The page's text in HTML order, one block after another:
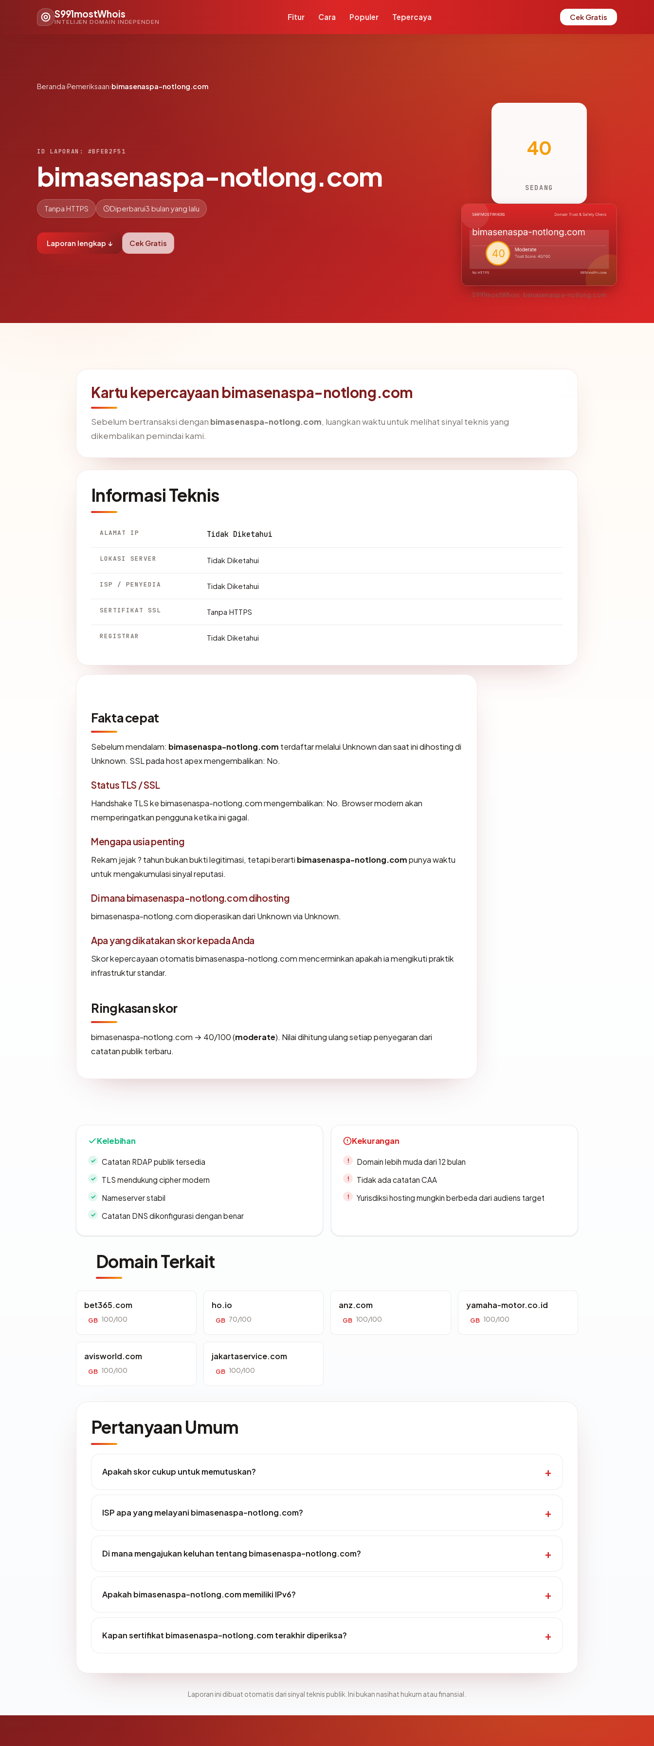
S991mostWhois
INTELIJEN DOMAIN INDEPENDEN
Fitur Cara Populer Tepercaya Cek Gratis
Beranda›Pemeriksaan›bimasenaspa-notlong.com
ID LAPORAN: #BFEB2F51
bimasenaspa-notlong.com
Tanpa HTTPS Diperbarui3 bulan yang lalu
Laporan lengkap ↓ Cek Gratis
40
SEDANG
S991mostWhois · bimasenaspa-notlong.com
Kartu kepercayaan bimasenaspa-notlong.com
Sebelum bertransaksi dengan bimasenaspa-notlong.com, luangkan waktu untuk melihat sinyal teknis yang
dikembalikan pemindai kami.
Informasi Teknis
ALAMAT IP Tidak Diketahui
LOKASI SERVER Tidak Diketahui
ISP / PENYEDIA Tidak Diketahui
SERTIFIKAT SSL Tanpa HTTPS
REGISTRAR Tidak Diketahui
Fakta cepat
Sebelum mendalam: bimasenaspa-notlong.com terdaftar melalui Unknown dan saat ini dihosting di
Unknown. SSL pada host apex mengembalikan: No.
Status TLS / SSL
Handshake TLS ke bimasenaspa-notlong.com mengembalikan: No. Browser modern akan
memperingatkan pengguna ketika ini gagal.
Mengapa usia penting
Rekam jejak ? tahun bukan bukti legitimasi, tetapi berarti bimasenaspa-notlong.compunya waktu
untuk mengakumulasi sinyal reputasi.
Di mana bimasenaspa-notlong.com dihosting
bimasenaspa-notlong.com dioperasikan dari Unknown via Unknown.
Apa yang dikatakan skor kepada Anda
Skor kepercayaan otomatis bimasenaspa-notlong.com mencerminkan apakah ia mengikuti praktik
infrastruktur standar.
Ringkasan skor
bimasenaspa-notlong.com → 40/100 (moderate). Nilai dihitung ulang setiap penyegaran dari
catatan publik terbaru.
Kelebihan
Catatan RDAP publik tersedia
TLS mendukung cipher modern
Nameserver stabil
Catatan DNS dikonfigurasi dengan benar
Kekurangan
Domain lebih muda dari 12 bulan
Tidak ada catatan CAA
Yurisdiksi hosting mungkin berbeda dari audiens target
Domain Terkait
bet365.com
GB 100/100
ho.io
GB 70/100
anz.com
GB 100/100
yamaha-motor.co.id
GB 100/100
avisworld.com
GB 100/100
jakartaservice.com
GB 100/100
Pertanyaan Umum
Apakah skor cukup untuk memutuskan?
ISP apa yang melayani bimasenaspa-notlong.com?
Di mana mengajukan keluhan tentang bimasenaspa-notlong.com?
Apakah bimasenaspa-notlong.com memiliki IPv6?
Kapan sertifikat bimasenaspa-notlong.com terakhir diperiksa?
Laporan ini dibuat otomatis dari sinyal teknis publik. Ini bukan nasihat hukum atau finansial.